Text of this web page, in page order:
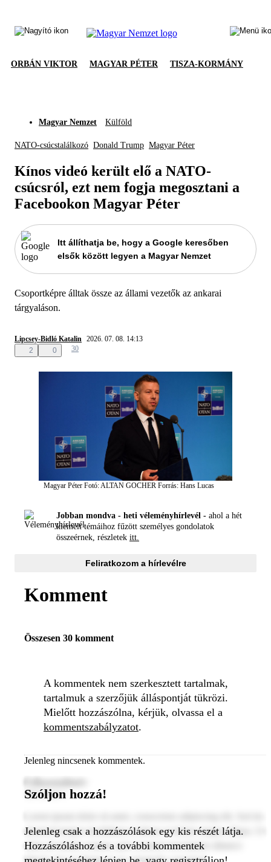
ORBÁN VIKTOR MAGYAR PÉTER TISZA-KORMÁNY
Magyar Nemzet Külföld
NATO-csúcstalálkozó Donald Trump Magyar Péter
Kínos videó került elő a NATO-
csúcsról, ezt nem fogja megosztani a
Facebookon Magyar Péter
Itt állíthatja be, hogy a Google keresőben
elsők között legyen a Magyar Nemzet
Csoportképre álltak össze az állami vezetők az ankarai
tárgyaláson.
Lipcsey-Bidló Katalin 2026. 07. 08. 14:13
2
0 30
Magyar Péter Fotó: ALTAN GOCHER Forrás: Hans Lucas
Jobban mondva - heti véleményhírlevél - ahol a hét
kiemelt témáihoz fűzött személyes gondolatok
összeérnek, részletek itt.
Feliratkozom a hírlevélre
Komment
Összesen 30 komment
A kommentek nem szerkesztett tartalmak,
tartalmuk a szerzőjük álláspontját tükrözi.
Mielőtt hozzászólna, kérjük, olvassa el a
kommentszabályzatot.
Jelenleg nincsenek kommentek.
2024. január 1.
eiusmod tempor incididunt ut labore et dolore magna aliqua. Ut
enim ad minim veniam, quis nostrud exercitation ullamco
laboris nisi ut aliquip ex ea commodo consequat.
Szóljon hozzá!
Jelenleg csak a hozzászólások egy kis részét látja.
Hozzászóláshoz és a további kommentek